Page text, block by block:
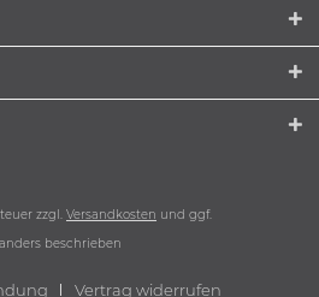
zzgl. Versandkosten und ggf.
beschrieben
Vertrag widerrufen